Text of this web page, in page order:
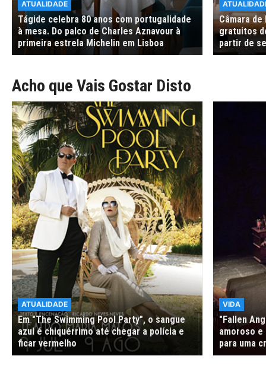
ATUALIDADE
Tágide celebra 80 anos com portugalidade
à mesa. Do palco de Charles Aznavour à
primeira estrela Michelin em Lisboa
Câmara
gratuitos
partir de
Acho que Vais Gostar Disto
ATUALIDADE
Em "The Swimming Pool Party", o sangue
azul é chiquérrimo até chegar a polícia e
ficar vermelho
VIDA
"Fallen
amoroso
para uma